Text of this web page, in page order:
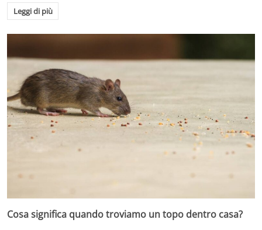
Leggi di più
Cosa significa quando troviamo un topo dentro casa?